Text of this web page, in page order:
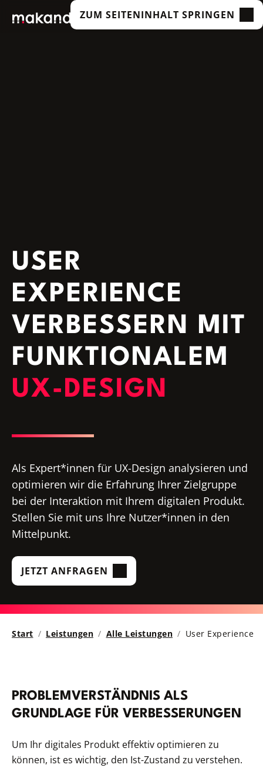
ZUM SEITENINHALT SPRINGEN
USER
EXPERIENCE
VERBESSERN MIT
FUNKTIONALEM
UX-DESIGN
Als Expert*innen für UX-Design analysieren und
optimieren wir die Erfahrung Ihrer Zielgruppe
bei der Interaktion mit Ihrem digitalen Produkt.
Stellen Sie mit uns Ihre Nutzer*innen in den
Mittelpunkt.
JETZT ANFRAGEN
Start Leistungen Alle Leistungen User Experience
PROBLEMVERSTÄNDNIS ALS
GRUNDLAGE FÜR VERBESSERUNGEN
Um Ihr digitales Produkt effektiv optimieren zu
können, ist es wichtig, den Ist-Zustand zu verstehen.